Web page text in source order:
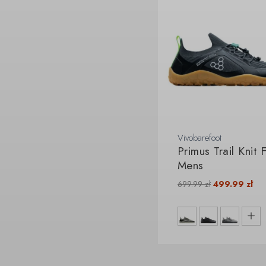
Vivobarefoot
Primus Trail Knit
Mens
699.99zł 499.99 zł